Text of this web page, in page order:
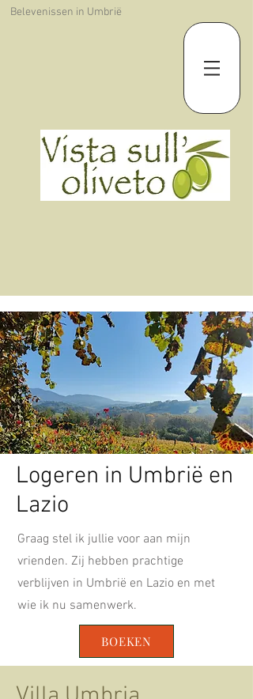
Belevenissen in Umbrië
Logeren in Umbrië en
Lazio
Graag stel ik jullie voor aan mijn
vrienden. Zij hebben prachtige
verblijven in Umbrië en Lazio en met
wie ik nu samenwerk.
BOEKEN